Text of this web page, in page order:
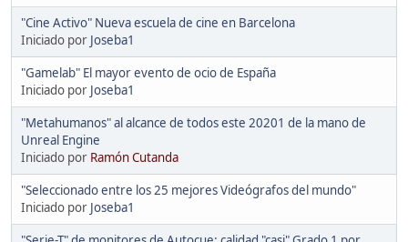
"Cine Activo" Nueva escuela de cine en Barcelona
Iniciado por Joseba1
"Gamelab" El mayor evento de ocio de España
Iniciado por Joseba1
"Metahumanos" al alcance de todos este 20201 de la mano de
Unreal Engine
Iniciado por Ramón Cutanda
"Seleccionado entre los 25 mejores Videógrafos del mundo"
Iniciado por Joseba1